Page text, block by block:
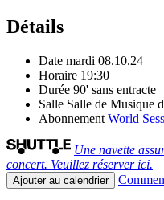
Détails
Date mardi 08.10.24
Horaire 19:30
Durée 90' sans entracte
Salle Salle de Musique
Abonnement World
Une navette
concert. Veuillez réserver ici.
Ajouter au calendrier